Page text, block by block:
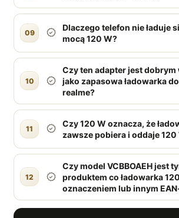
09
Dlaczego telefon nie ładuje
mocą 120 W?
10
Czy ten adapter jest dobrym
jako zapasowa ładowarka
realme?
11
Czy 120 W oznacza, że
zawsze pobiera i oddaje 120
12
Czy model VCBBOAEH jest
produktem co ładowarka
oznaczeniem lub innym